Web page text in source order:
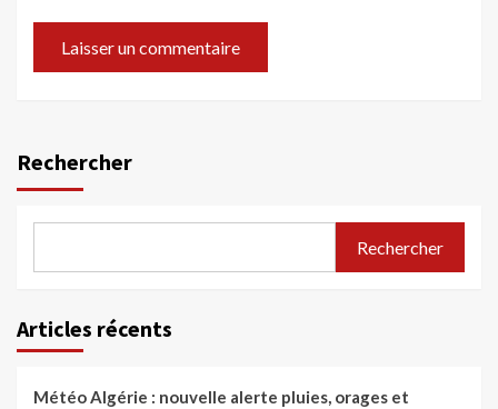
Rechercher
Rechercher
Articles récents
Météo Algérie : nouvelle alerte pluies, orages et